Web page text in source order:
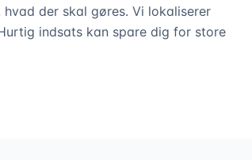
der skal gøres. Vi lokaliserer
indsats kan spare dig for store